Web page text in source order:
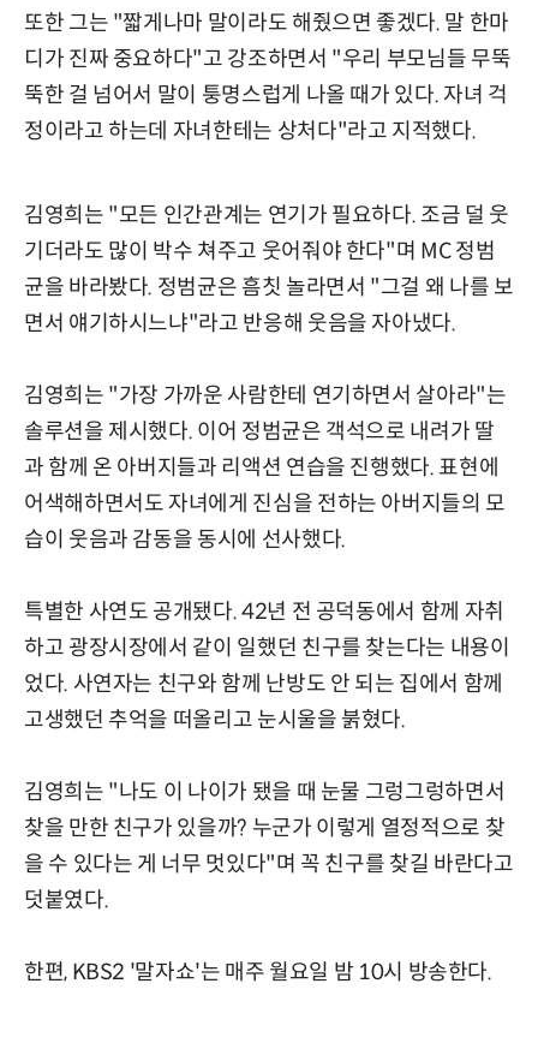
또한 그는 "짧게나마 말이라도 해줬으면 좋겠다. 말 한마
디가 진짜 중요하다"고 강조하면서 "우리 부모님들 무뚝
뚝한 걸 넘어서 말이 퉁명스럽게 나올 때가 있다. 자녀 걱
정이라고 하는데 자녀한테는 상처다"라고 지적했다.
김영희는 "모든 인간관계는 연기가 필요하다. 조금 덜 웃
기더라도 많이 박수 쳐주고 웃어줘야 한다"며 MC 정범
균을 바라봤다. 정범균은 흠칫 놀라면서 "그걸 왜 나를 보
면서 얘기하시느냐"라고 반응해 웃음을 자아냈다.
김영희는 "가장 가까운 사람한테 연기하면서 살아라"는
솔루션을 제시했다. 이어 정범균은 객석으로 내려가 딸
과 함께 온 아버지들과 리액션 연습을 진행했다. 표현에
어색해하면서도 자녀에게 진심을 전하는 아버지들의 모
습이 웃음과 감동을 동시에 선사했다.
특별한 사연도 공개됐다. 42년 전 공덕동에서 함께 자취
하고 광장시장에서 같이 일했던 친구를 찾는다는 내용이
었다. 사연자는 친구와 함께 난방도 안 되는 집에서 함께
고생했던 추억을 떠올리고 눈시울을 붉혔다.
김영희는 "나도 이 나이가 됐을 때 눈물 그렁그렁하면서
찾을 만한 친구가 있을까? 누군가 이렇게 열정적으로 찾
을 수 있다는 게 너무 멋있다"며 꼭 친구를 찾길 바란다고
덧붙였다.
한편, KBS2 '말자쇼'는 매주 월요일 밤 10시 방송한다.